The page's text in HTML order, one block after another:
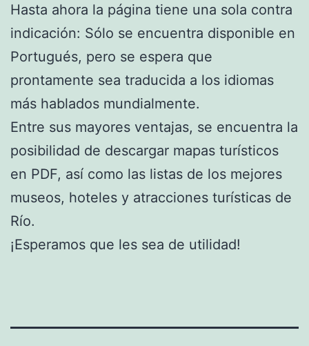
Hasta ahora la página tiene una sola contra
indicación: Sólo se encuentra disponible en
Portugués, pero se espera que
prontamente sea traducida a los idiomas
más hablados mundialmente.
Entre sus mayores ventajas, se encuentra la
posibilidad de descargar mapas turísticos
en PDF, así como las listas de los mejores
museos, hoteles y atracciones turísticas de
Río.
¡Esperamos que les sea de utilidad!